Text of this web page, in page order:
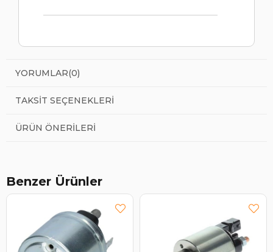
YORUMLAR(0)
TAKSIT SEÇENEKLERI
ÜRÜN ÖNERILERI
Benzer Ürünler